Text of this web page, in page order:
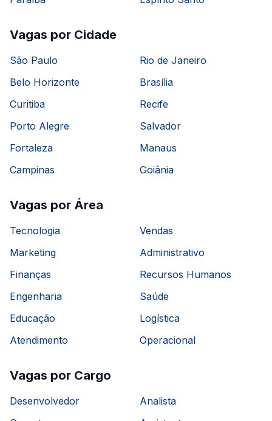
Vagas por Cidade
São Paulo
Rio de Janeiro
Belo Horizonte
Brasília
Curitiba
Recife
Porto Alegre
Salvador
Fortaleza
Manaus
Campinas
Goiânia
Vagas por Área
Tecnologia
Vendas
Marketing
Administrativo
Finanças
Recursos Humanos
Engenharia
Saúde
Educação
Logística
Atendimento
Operacional
Vagas por Cargo
Desenvolvedor
Analista